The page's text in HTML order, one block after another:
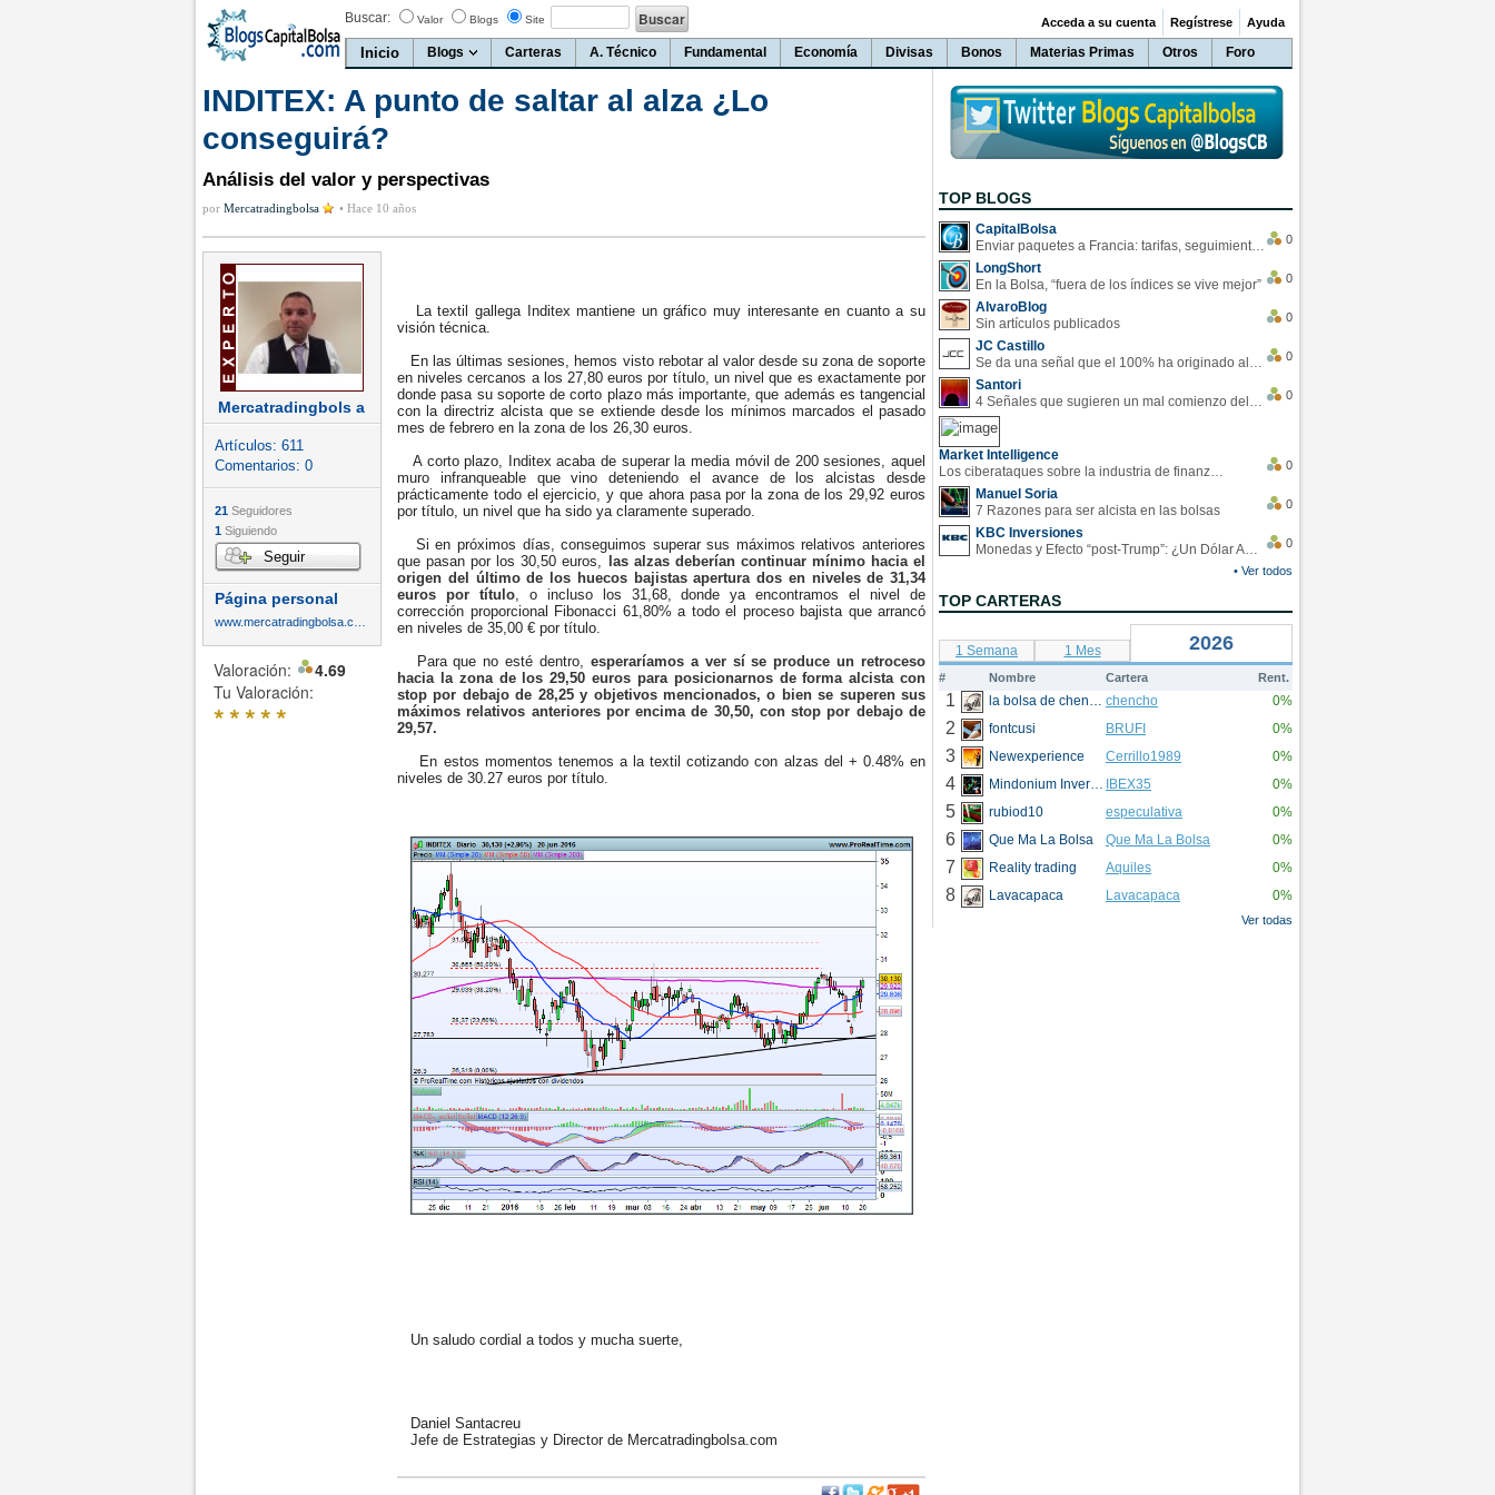
Buscar: Valor Blogs Site
Inicio Blogs Carteras A. Técnico Fundamental Economía Divisas Bonos Materias Primas Otros Foro
Acceda a su cuenta Regístrese Ayuda
INDITEX: A punto de saltar al alza ¿Lo
conseguirá?
Análisis del valor y perspectivas
por Mercatradingbolsa • Hace 10 años
Mercatradingbols a
Artículos: 611
Comentarios: 0
21 Seguidores
1 Siguiendo
Seguir
Página personal
Valoración:
4.69
Tu Valoración:
*****
La textil gallega Inditex mantiene un gráfico muy interesante en cuanto a su
visión técnica.
En las últimas sesiones, hemos visto rebotar al valor desde su zona de soporte
en niveles cercanos a los 27,80 euros por título, un nivel que es exactamente por
donde pasa su soporte de corto plazo más importante, que además es tangencial
con la directriz alcista que se extiende desde los mínimos marcados el pasado
mes de febrero en la zona de los 26,30 euros.
A corto plazo, Inditex acaba de superar la media móvil de 200 sesiones, aquel
muro infranqueable que vino deteniendo el avance de los alcistas desde
prácticamente todo el ejercicio, y que ahora pasa por la zona de los 29,92 euros
por título, un nivel que ha sido ya claramente superado.
Si en próximos días, conseguimos superar sus máximos relativos anteriores
que pasan por los 30,50 euros,
las alzas deberían continuar mínimo hacia el
origen del último de los huecos bajistas apertura dos en niveles de 31,34
euros por título, o incluso los 31,68, donde ya encontramos el nivel de
corrección proporcional Fibonacci 61,80% a todo el proceso bajista que arrancó
en niveles de 35,00 € por título.
Para que no esté dentro, esperaríamos a ver sí se produce un retroceso
hacia la zona de los 29,50 euros para posicionarnos de forma alcista con
stop por debajo de 28,25 y objetivos mencionados, o bien se superen sus
máximos relativos anteriores por encima de 30,50, con stop por debajo de
29,57.
En estos momentos tenemos a la textil cotizando con alzas del + 0.48% en
niveles de 30.27 euros por título.
Un saludo cordial a todos y mucha suerte,
Daniel Santacreu
Jefe de Estrategias y Director de Mercatradingbolsa.com
TOP BLOGS
CapitalBolsa
Enviar paquetes a Francia: tarifas, seguimiento y ventajas destacadas
0
LongShort
En la Bolsa, “fuera de los índices se vive mejor”
0
AlvaroBlog
Sin artículos publicados
0
JC Castillo
Se da una señal que el 100% ha originado alzas en las bolsas
0
Santori
4 Señales que sugieren un mal comienzo del 3T de la economía EEUU
0
Market Intelligence
Los ciberataques sobre la industria de finanzas se han duplicado este año
0
Manuel Soria
7 Razones para ser alcista en las bolsas
0
KBC Inversiones
Monedas y Efecto “post-Trump”: ¿Un Dólar Americano operando en rangos?
0
• Ver todos
TOP CARTERAS
1 Semana 1 Mes 2026
# Nombre Cartera Rent.
1 la bolsa de chencho chencho 0%
2 fontcusi BRUFI 0%
3 Newexperience Cerrillo1989 0%
4 Mindonium Inversions IBEX35 0%
5 rubiod10 especulativa 0%
6 Que Ma La Bolsa Que Ma La Bolsa 0%
7 Reality trading Aquiles 0%
8 Lavacapaca Lavacapaca 0%
Ver todas